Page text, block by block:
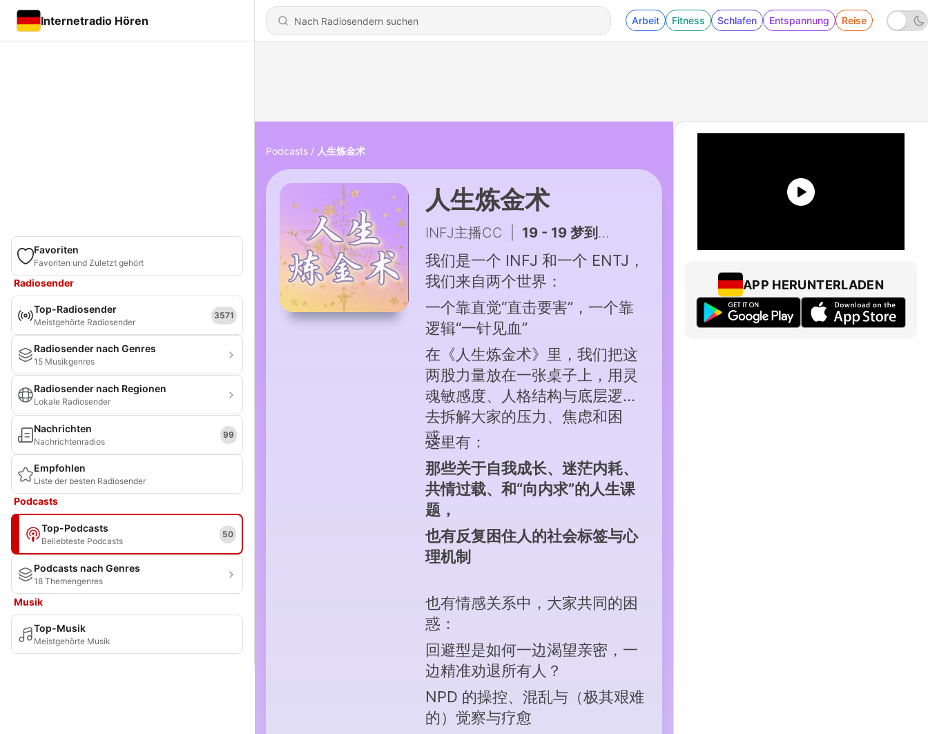
Internetradio Hören Arbeit Fitness Schlafen Entspannung Reise
Favoriten
Favoriten und Zuletzt gehört
Radiosender
Top-Radiosender
Meistgehörte Radiosender
3571
Radiosender nach Genres
15 Musikgenres
Radiosender nach Regionen
Lokale Radiosender
Nachrichten
Nachrichtenradios
99
Empfohlen
Liste der besten Radiosender
Podcasts
Top-Podcasts
Beliebteste Podcasts
50
Podcasts nach Genres
18 Themengenres
Musik
Top-Musik
Meistgehörte Musik
Podcasts 人生炼金术
人生炼金术
INFJ主播CC 19 - 19 梦到底在提醒你什么？控梦、预知梦、鬼压床，真相比你想象的更玄幻！
我们是一个 INFJ 和一个 ENTJ，
我们来自两个世界：
一个靠直觉“直击要害”，一个靠
逻辑“一针见血”
在《人生炼金术》里，我们把这
两股力量放在一张桌子上，用灵
魂敏感度、人格结构与底层逻辑
去拆解大家的压力、焦虑和困
惑。
这里有：
那些关于自我成长、迷茫内耗、
共情过载、 和“向内求”的人生课
题，
也有反复困住人的社会标签与心
理机制
也有情感关系中，大家共同的困
惑：
回避型是如何一边渴望亲密，一
边精准劝退所有人？
NPD 的操控、混乱与（极其艰难
的）觉察与疗愈
APP HERUNTERLADEN